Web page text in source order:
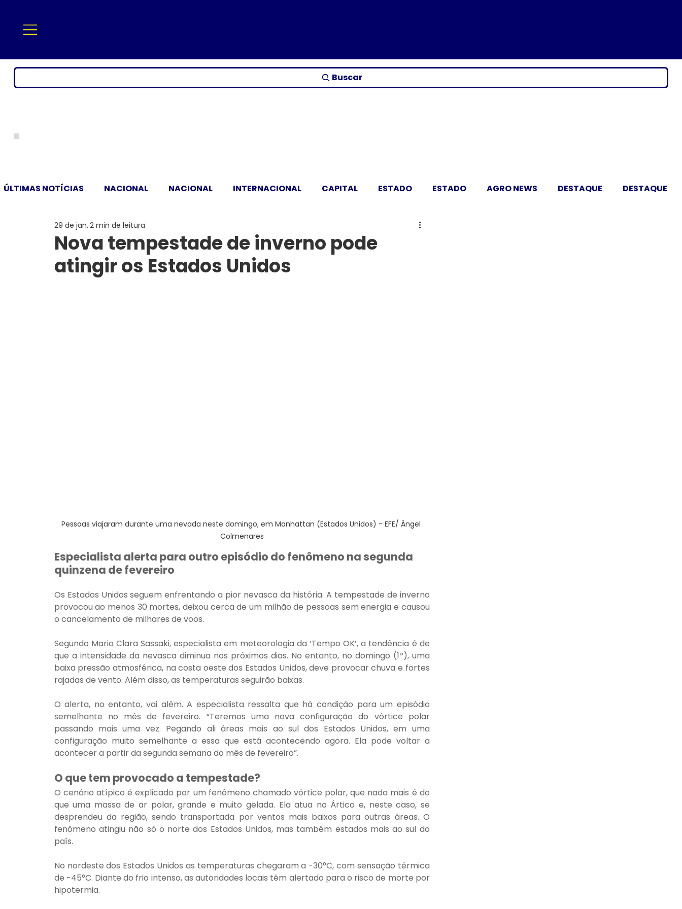
Buscar
ÚLTIMAS NOTÍCIAS NACIONAL NACIONAL INTERNACIONAL CAPITAL ESTADO ESTADO AGRO NEWS DESTAQUE DESTAQUE
Nova tempestade de inverno pode
atingir os Estados Unidos
29 de jan. 2 min de leitura
Pessoas viajaram durante uma nevada neste domingo, em Manhattan (Estados Unidos) - EFE/ Ángel
Colmenares
Especialista alerta para outro episódio do fenômeno na segunda
quinzena de fevereiro
Os Estados Unidos seguem enfrentando a pior nevasca da história. A tempestade de inverno
provocou ao menos 30 mortes, deixou cerca de um milhão de pessoas sem energia e causou
o cancelamento de milhares de voos.
Segundo Maria Clara Sassaki, especialista em meteorologia da ‘Tempo OK’, a tendência é de
que a intensidade da nevasca diminua nos próximos dias. No entanto, no domingo (1º), uma
baixa pressão atmosférica, na costa oeste dos Estados Unidos, deve provocar chuva e fortes
rajadas de vento. Além disso, as temperaturas seguirão baixas.
O alerta, no entanto, vai além. A especialista ressalta que há condição para um episódio
semelhante no mês de fevereiro. “Teremos uma nova configuração do vórtice polar
passando mais uma vez. Pegando ali áreas mais ao sul dos Estados Unidos, em uma
configuração muito semelhante a essa que está acontecendo agora. Ela pode voltar a
acontecer a partir da segunda semana do mês de fevereiro”.
O que tem provocado a tempestade?
O cenário atípico é explicado por um fenômeno chamado vórtice polar, que nada mais é do
que uma massa de ar polar, grande e muito gelada. Ela atua no Ártico e, neste caso, se
desprendeu da região, sendo transportada por ventos mais baixos para outras áreas. O
fenômeno atingiu não só o norte dos Estados Unidos, mas também estados mais ao sul do
país.
No nordeste dos Estados Unidos as temperaturas chegaram a -30°C, com sensação térmica
de -45°C. Diante do frio intenso, as autoridades locais têm alertado para o risco de morte por
hipotermia.